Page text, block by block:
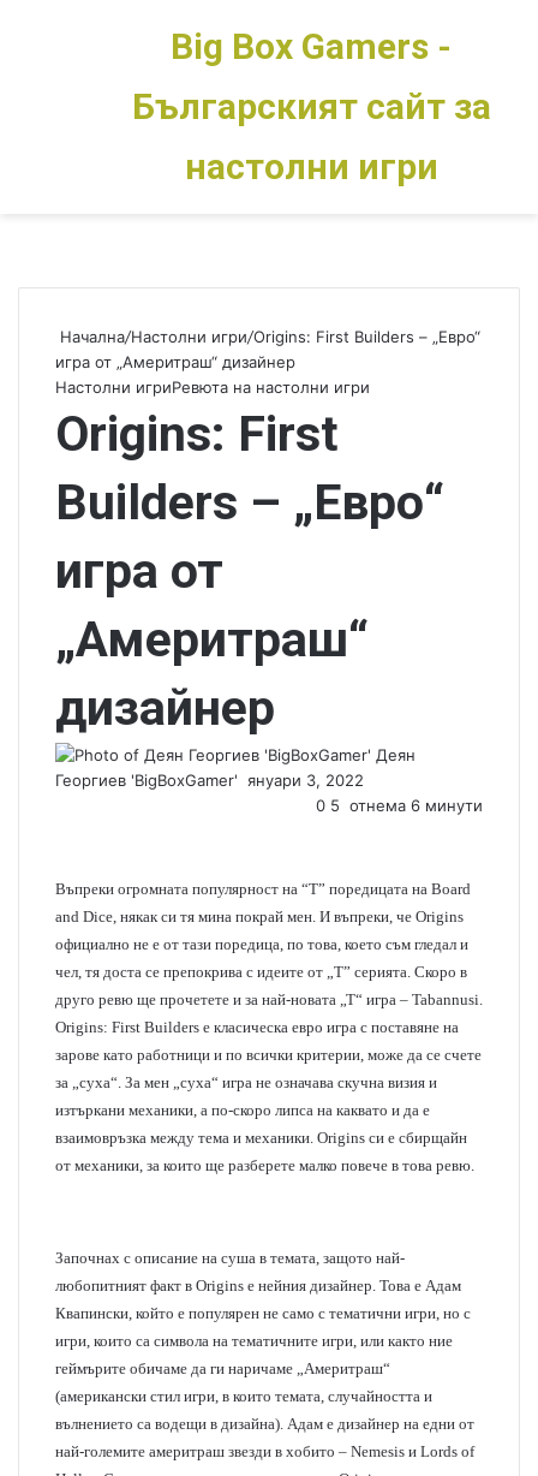
Switch skin
Big Box Gamers -
Българският сайт за
настолни игри
Начална/Настолни игри/Origins: First Builders – „Евро“
игра от „Америтраш“ дизайнер
Настолни игриРевюта на настолни игри
Origins: First
Builders – „Евро“
игра от
„Америтраш“
дизайнер
Деян
Георгиев 'BigBoxGamer'
S
m
a
i
l
януари 3, 2022
0 5 отнема 6 минути
Въпреки огромната популярност на “T” поредицата на Board
and Dice, някак си тя мина покрай мен. И въпреки, че Origins
официално не е от тази поредица, по това, което съм гледал и
чел, тя доста се препокрива с идеите от „T” серията. Скоро в
друго ревю ще прочетете и за най-новата „Т“ игра – Tabannusi.
Origins: First Builders е класическа евро игра с поставяне на
зарове като работници и по всички критерии, може да се счете
за „суха“. За мен „суха“ игра не означава скучна визия и
изтъркани механики, а по-скоро липса на каквато и да е
взаимовръзка между тема и механики. Origins си е сбирщайн
от механики, за които ще разберете малко повече в това ревю.
Започнах с описание на суша в темата, защото най-
любопитният факт в Origins е нейния дизайнер. Това е Адам
Квапински, който е популярен не само с тематични игри, но с
игри, които са символа на тематичните игри, или както ние
геймърите обичаме да ги наричаме „Америтраш“
(американски стил игри, в които темата, случайността и
вълнението са водещи в дизайна). Адам е дизайнер на едни от
най-големите америтраш звезди в хобито – Nemesis и Lords of